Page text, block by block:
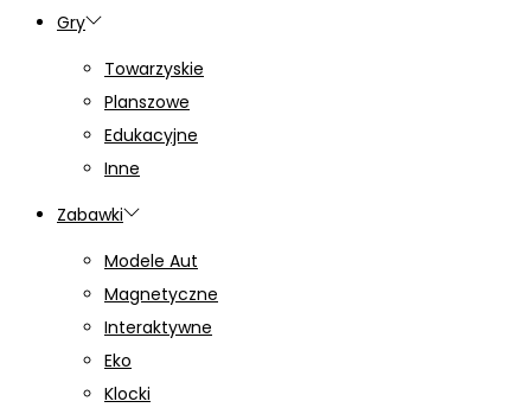
Gry
Towarzyskie
Planszowe
Edukacyjne
Inne
Zabawki
Modele Aut
Magnetyczne
Interaktywne
Eko
Klocki